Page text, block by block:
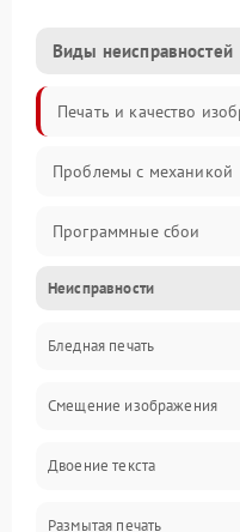
Виды неисправностей
Печать и качество
Проблемы с механикой
Программные сбои
Программные ошибки
Картриджи и
Механика и узлы
Подключение и
Неисправности
Бледная печать
Смещение изображения
Двоение текста
Размытая печать